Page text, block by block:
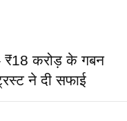
₹18 करोड़ के गबन
ने दी सफाई